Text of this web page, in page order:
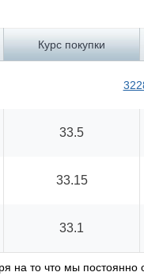
Курс покупки
33.5
33.15
33.1
на то что мы